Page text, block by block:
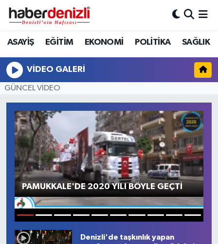
ASAYİŞ EĞİTİM EKONOMİ POLİTİKA SAĞLIK
VIDEO GALERI
GÜNCEL VİDEO
PAMUKKALE'DE 2020 YILI BÖYLE GEÇTİ
Denizli'de taşkınlık yapan
Denizli Nöbetçi Eczaneler
Denizli Trafik Yoğunluk Haritası
Puan Durumu ve Fikstür
Tüm Manşetler
Son Dakika Haberleri
Haber Arşivi